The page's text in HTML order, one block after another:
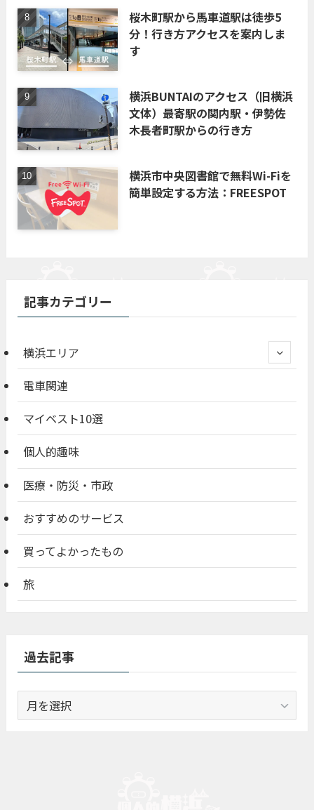
桜木町駅から馬車道駅は徒歩5
分！行き方アクセスを案内しま
す
横浜BUNTAIのアクセス（旧横浜
文体）最寄駅の関内駅・伊勢佐
木長者町駅からの行き方
横浜市中央図書館で無料Wi-Fiを
簡単設定する方法：FREESPOT
記事カテゴリー
横浜エリア
電車関連
マイベスト10選
個人的趣味
医療・防災・市政
おすすめのサービス
買ってよかったもの
旅
過去記事
去